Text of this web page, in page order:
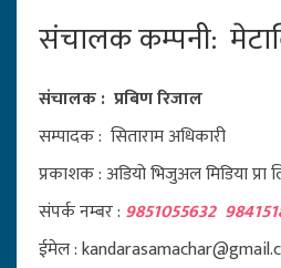
संचालक कम्पनी:
संचालक : प्रबिण रिजाल
सम्पादक : सिताराम अधिकारी
प्रकाशक : अडियो भिजुअल मिडिया प्रा
संपर्क नम्बर : 9851055632
ईमेल :